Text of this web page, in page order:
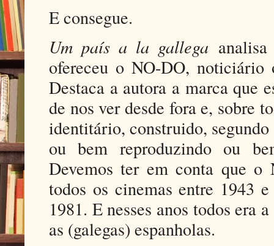
E consegue.
Um país a la gallega
ofereceu o NO-DO,
Destaca a autora a marca que
de nos ver desde fora e, sobre
identitário, construido,
ou bem reproduzindo ou
Devemos ter em conta que
todos os cinemas entre 1943
1981. E nesses anos todos era
as (galegas) espanholas.